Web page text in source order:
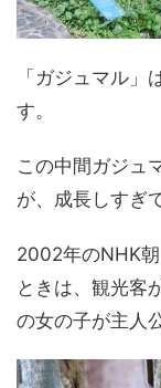
「ガジュマル
す。
この中間ガジュ
が、成長しすぎ
2002年のNHK
ときは、観光客
の女の子が主人